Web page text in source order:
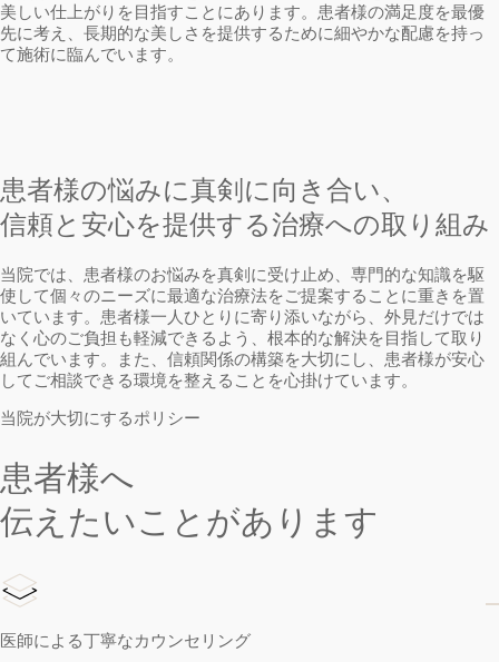
美しい仕上がりを目指すことにあります。患者様の満足度を最優
先に考え、長期的な美しさを提供するために細やかな配慮を持っ
て施術に臨んでいます。
患者様の悩みに真剣に向き合い、
信頼と安心を提供する治療への取り組み
当院では、患者様のお悩みを真剣に受け止め、専門的な知識を駆
使して個々のニーズに最適な治療法をご提案することに重きを置
いています。患者様一人ひとりに寄り添いながら、外見だけでは
なく心のご負担も軽減できるよう、根本的な解決を目指して取り
組んでいます。また、信頼関係の構築を大切にし、患者様が安心
してご相談できる環境を整えることを心掛けています。
当院が大切にするポリシー
患者様へ
伝えたいことがあります
医師による丁寧なカウンセリング